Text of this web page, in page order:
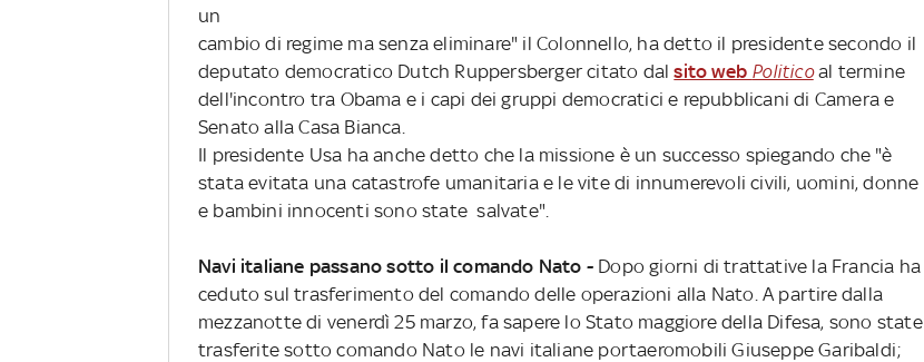
un
cambio di regime ma senza eliminare" il Colonnello, ha detto il presidente secondo il
deputato democratico Dutch Ruppersberger citato dalsito web Politicoal termine
dell'incontro tra Obama e i capi dei gruppi democratici e repubblicani di Camera e
Senato alla Casa Bianca.
Il presidente Usa ha anche detto che la missione è un successo spiegando che "è
stata evitata una catastrofe umanitaria e le vite di innumerevoli civili, uomini, donne
e bambini innocenti sono state salvate".
Navi italiane passano sotto il comando Nato -Dopo giorni di trattative la Francia ha
ceduto sul trasferimento del comando delle operazioni alla Nato. A partire dalla
mezzanotte di venerdì 25 marzo, fa sapere lo Stato maggiore della Difesa, sono state
trasferite sotto comando Nato le navi italiane portaeromobili Giuseppe Garibaldi;